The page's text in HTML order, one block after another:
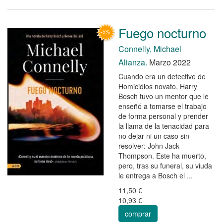
Fuego nocturno
Connelly, Michael
Alianza. Marzo 2022
Cuando era un detective de
Homicidios novato, Harry
Bosch tuvo un mentor que le
enseñó a tomarse el trabajo
de forma personal y prender
la llama de la tenacidad para
no dejar ni un caso sin
resolver: John Jack
Thompson. Este ha muerto,
pero, tras su funeral, su viuda
le entrega a Bosch el ...
11,50 €
10,93 €
comprar